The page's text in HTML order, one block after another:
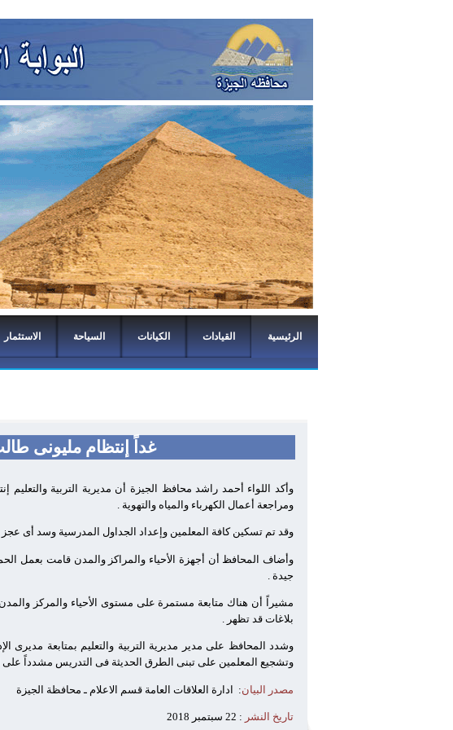
الرئيسية القيادات الكيانات السياحة الاستثمار
غداً إنتظام مليونى طالب بالجيزة داخل
وأكد اللواء أحمد راشد محافظ الجيزة أن مديرية التربية والتعليم
ومراجعة أعمال الكهرباء والمياه والتهوية .
وقد تم تسكين كافة المعلمين وإعداد الجداول المدرسية وسد أى عجز
وأضاف المحافظ أن أجهزة الأحياء والمراكز والمدن قامت بعمل
جيدة .
مشيراً أن هناك متابعة مستمرة على مستوى الأحياء والمركز
بلاغات قد تظهر .
وشدد المحافظ على مدير مديرية التربية والتعليم بمتابعة مديرى
وتشجيع المعلمين على تبنى الطرق الحديثة فى التدريس مشدداً على
مصدر البيان: ادارة العلاقات العامة قسم الاعلام ـ محافظة الجيزة
تاريخ النشر : 22 سبتمبر 2018